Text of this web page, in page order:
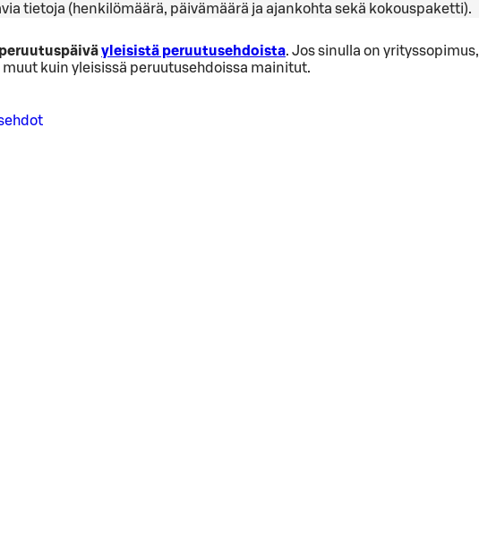
tietoja (henkilömäärä, päivämäärä ja ajankohta sekä kokouspaketti).
yleisistä peruutusehdoista. Jos sinulla on yrityssopimus,
kuin yleisissä peruutusehdoissa mainitut.